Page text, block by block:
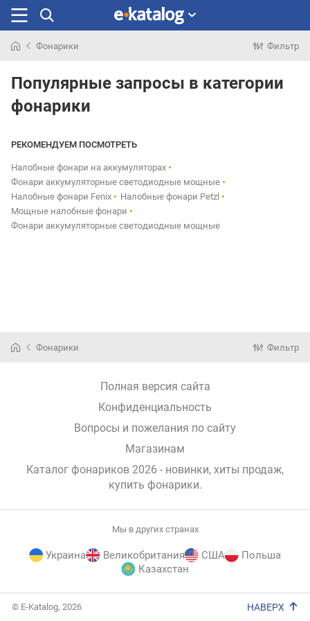
раньше
Фонарики Фильтр
Популярные запросы в категории
фонарики
РЕКОМЕНДУЕМ ПОСМОТРЕТЬ
Налобные фонари на аккумуляторах
Фонари аккумуляторные светодиодные мощные
Налобные фонари Fenix
Налобные фонари Petzl
Мощные налобные фонари
Фонари аккумуляторные светодиодные мощные
Фонарики Фильтр
Полная версия сайта
Конфиденциальность
Вопросы и пожелания по сайту
Магазинам
Каталог фонариков 2026 - новинки, хиты продаж,
купить фонарики.
Мы в других странах
Украина Великобритания США
Польша
Казахстан
© E-Katalog, 2026 НАВЕРХ